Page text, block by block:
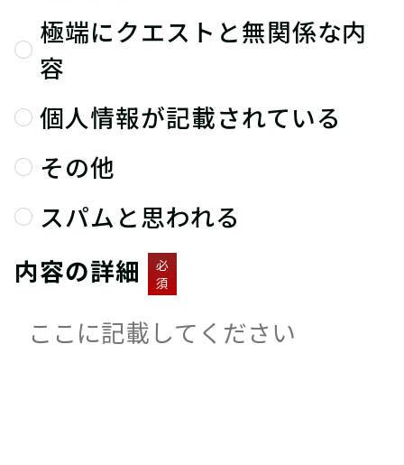
極端にクエストと無関係な内
容
個人情報が記載されている
その他
スパムと思われる
内容の詳細
必
須